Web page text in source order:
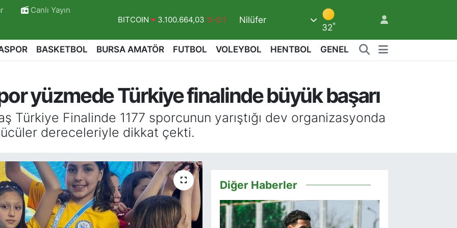
Canlı Yayın
DOLAR 47,7436 %0.18
EURO
55,2510 %0.32
BİST100
13.779 %-14
BITCOIN
Nilüfer
32°
BASKETBOL BURSA AMATÖR FUTBOL VOLEYBOL HENTBOL GENEL
yüzmede Türkiye finalinde büyük başarı
Türkiye Finalinde 1177 sporcunun yarıştığı dev organizasyonda
dereceleriyle dikkat çekti.
Diğer Haberler